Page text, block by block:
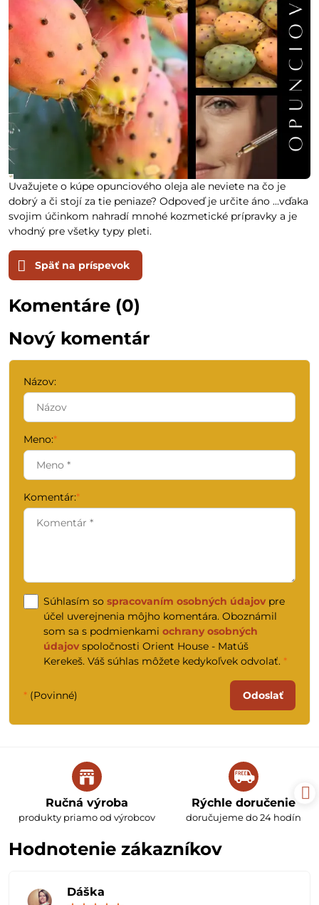
Uvažujete o kúpe opunciového oleja ale neviete na čo je
dobrý a či stojí za tie peniaze? Odpoveď je určite áno ...vďaka
svojim účinkom nahradí mnohé kozmetické prípravky a je
vhodný pre všetky typy pleti.
Späť na príspevok
Komentáre (0)
Nový komentár
Názov:
Meno:*
Komentár:*
Súhlasím so spracovaním osobných údajov pre
účel uverejnenia môjho komentára. Oboznámil
som sa s podmienkami ochrany osobných
údajov spoločnosti Orient House - Matúš
Kerekeš. Váš súhlas môžete kedykoľvek odvolať. *
* (Povinné) Odoslať
Ručná výroba
produkty priamo od výrobcov
Rýchle doručenie
doručujeme do 24 hodín
Hodnotenie zákazníkov
Dáška